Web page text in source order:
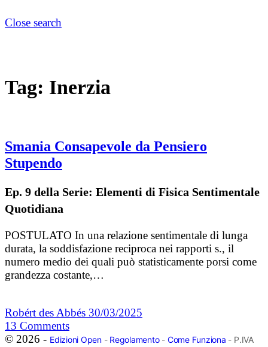
Close search
Tag: Inerzia
Smania Consapevole da Pensiero
Stupendo
Ep. 9 della Serie: Elementi di Fisica Sentimentale
Quotidiana
POSTULATO In una relazione sentimentale di lunga
durata, la soddisfazione reciproca nei rapporti s., il
numero medio dei quali può statisticamente porsi come
grandezza costante,…
Robért des Abbés 30/03/2025
13 Comments
© 2026 - Edizioni Open- Regolamento- Come Funziona - P.IVA